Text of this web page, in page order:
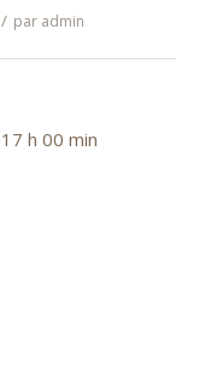
/ par admin
17 h 00 min